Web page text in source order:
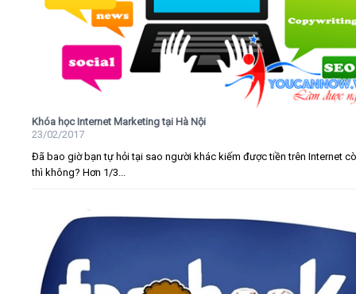
Khóa học Internet Marketing tại Hà Nội
23/02/2017
Đã bao giờ bạn tự hỏi tại sao người khác kiếm được tiền trên Internet
thì không? Hơn 1/3...